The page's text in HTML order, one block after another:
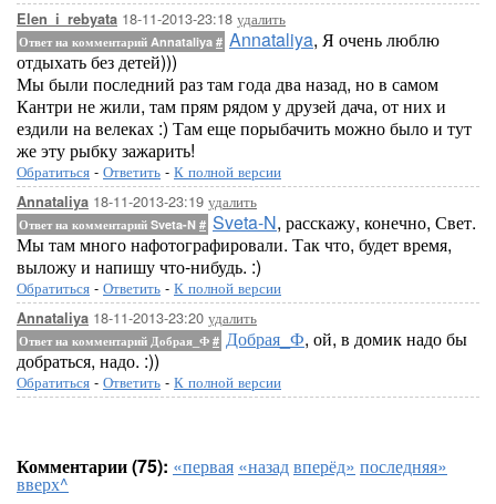
Elen_i_rebyata 18-11-2013-23:18 удалить
Ответ на комментарий Annataliya # Annataliya, Я очень люблю
отдыхать без детей)))
Мы были последний раз там года два назад, но в самом
Кантри не жили, там прям рядом у друзей дача, от них и
ездили на велеках :) Там еще порыбачить можно было и тут
же эту рыбку зажарить!
Обратиться - Ответить - К полной версии
Annataliya 18-11-2013-23:19 удалить
Ответ на комментарий Sveta-N # Sveta-N, расскажу, конечно, Свет.
Мы там много нафотографировали. Так что, будет время,
выложу и напишу что-нибудь. :)
Обратиться - Ответить - К полной версии
Annataliya 18-11-2013-23:20 удалить
Ответ на комментарий Добрая_Ф # Добрая_Ф, ой, в домик надо бы
добраться, надо. :))
Обратиться - Ответить - К полной версии
Комментарии (75): «первая «назадвперёд» последняя»
вверх^